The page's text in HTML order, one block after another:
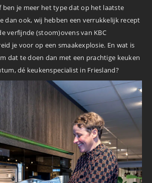
ben je meer het type dat op het laatste
dan ook, wij hebben een verrukkelijk recept
verfijnde (stoom)ovens van KBC
je voor op een smaakexplosie. En wat is
dat te doen dan met een prachtige keuken
dé keukenspecialist in Friesland?